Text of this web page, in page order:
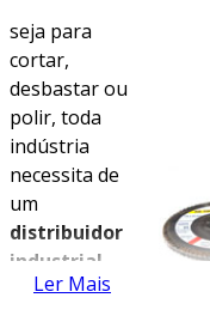
seja para
cortar,
desbastar ou
polir, toda
indústria
necessita de
um
distribuidor
industrial
Ler Mais